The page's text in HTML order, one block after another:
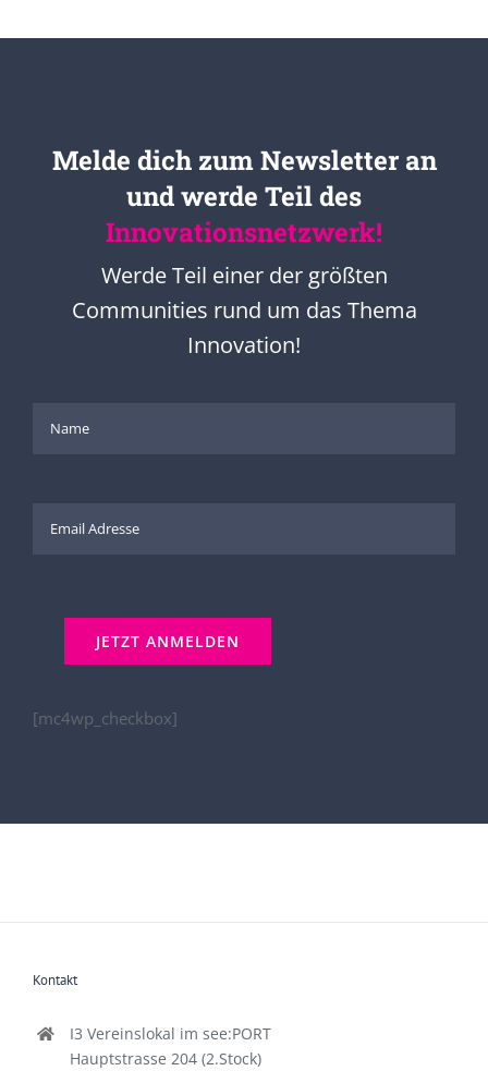
Melde dich zum Newsletter an
und werde Teil des
Innovationsnetzwerk!
Werde Teil einer der größten
Communities rund um das Thema
Innovation!
[mc4wp_checkbox]
Kontakt
I3 Vereinslokal im see:PORT
Hauptstrasse 204 (2.Stock)